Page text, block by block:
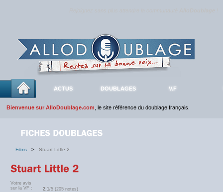
ACTUS DOUBLAGES V.F
Bienvenue sur AlloDoublage.com , le site référence du doublage français.
Films > Stuart Little 2
Votre avis
sur la VF :
2.1/5 (205 notes)